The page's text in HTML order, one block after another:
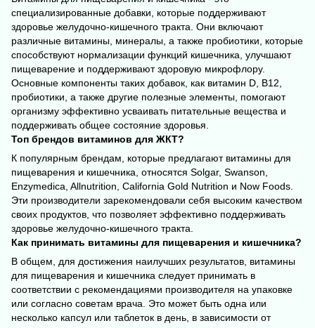
специализированные добавки, которые поддерживают
здоровье желудочно-кишечного тракта. Они включают
различные витамины, минералы, а также пробиотики, которые
способствуют нормализации функций кишечника, улучшают
пищеварение и поддерживают здоровую микрофлору.
Основные компоненты таких добавок, как витамин D, В12,
пробиотики, а также другие полезные элементы, помогают
организму эффективно усваивать питательные вещества и
поддерживать общее состояние здоровья.
Топ брендов витаминов для ЖКТ?
К популярным брендам, которые предлагают витамины для
пищеварения и кишечника, относятся Solgar, Swanson,
Enzymedica, Allnutrition, California Gold Nutrition и Now Foods.
Эти производители зарекомендовали себя высоким качеством
своих продуктов, что позволяет эффективно поддерживать
здоровье желудочно-кишечного тракта.
Как принимать витамины для пищеварения и кишечника?
В общем, для достижения наилучших результатов, витамины
для пищеварения и кишечника следует принимать в
соответствии с рекомендациями производителя на упаковке
или согласно советам врача. Это может быть одна или
несколько капсул или таблеток в день, в зависимости от